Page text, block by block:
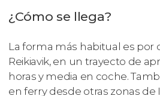
¿Cómo se llega?
La forma más habitual es por
Reikiavik, en un trayecto de
horas y media en coche.
en ferry desde otras zonas de